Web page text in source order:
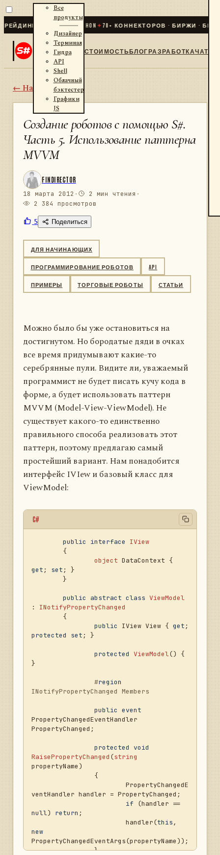
ДЛЯ .NET И PYTHON ✦70+ КОННЕКТОРОВ · БИРЖИ ·
Все
продукты
Дизайнер
Терминал
Гидра
API
Shell
Облачный
бэктестер
Графики
JS
СТОИМОСТЬБЛОГРАЗРАБОТКАЧАТ
← Назад
Создание роботов с помощью S#.
Часть 5. Использование паттерна
MVVM
FINDIRECTOR
18 марта 2012 · 2 мин чтения ·
2 384 просмотров
5 Поделиться
ДЛЯ НАЧИНАЮЩИХ
ПРОГРАММИРОВАНИЕ РОБОТОВ API
ПРИМЕРЫ ТОРГОВЫЕ РОБОТЫ СТАТЬИ
Можно было бы уже остановиться на
достигнутом. Но бородатые дяди в очках
все время придумывают какие-то
серебрянные пули. Видите ли, уважаемый
программист не будет писать кучу кода в
форме, а будет использовать паттерн
MVVM (Model-View-ViewModel). Не
существует какого-то единственно
правильного способа реализовать этот
паттерн, поэтому предлагаю самый
простейший вариант. Нам понадобится
интерфейс IVIew и базовый класс для
ViewModel:
C#
public interface
IView
object
get ; set ; }
public abstract class ViewModel
: INotifyPropertyChanged
public
IView View { get
protected
set ; }
protected ViewModel()
{
}
#region
INotifyPropertyChanged Members
public event
PropertyChangedEventHandler
PropertyChanged;
protected void
RaisePropertyChanged (string
propertyName )
ventHandler handler = PropertyChanged;
if
null) return ;
			handler(
this
new
PropertyChangedEventArgs(propertyName));
		}